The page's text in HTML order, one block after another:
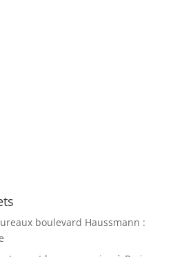
boulevard Haussmann :